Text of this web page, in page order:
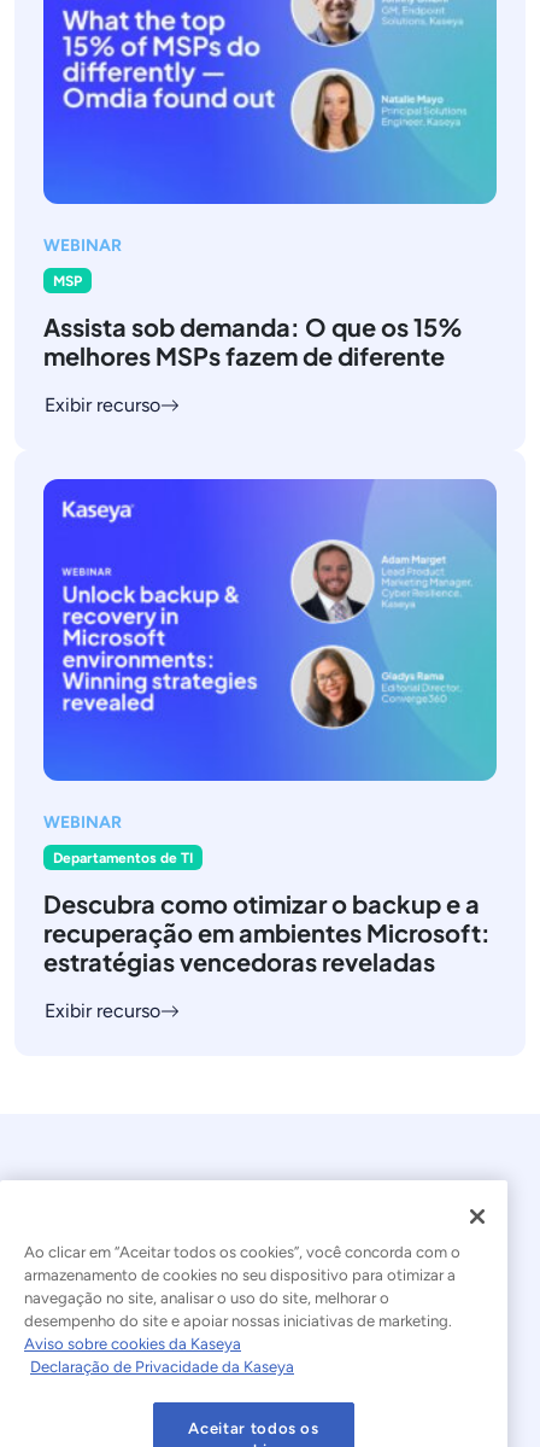
WEBINAR
MSP
Assista sob demanda: O que os 15%
melhores MSPs fazem de diferente
Exibir recurso
WEBINAR
Departamentos de TI
Descubra como otimizar o backup e a
recuperação em ambientes Microsoft:
estratégias vencedoras reveladas
Exibir recurso
© 2026 Kaseya. Todos os direitos reservados.
Português Brasileiro
Declaração sobre a Escravidão Moderna
Ao clicar em “Aceitar todos os cookies”, você concorda com o
armazenamento de cookies no seu dispositivo para otimizar a
navegação no site, analisar o uso do site, melhorar o
desempenho do site e apoiar nossas iniciativas de marketing.
Aviso sobre cookies da Kaseya
Declaração de Privacidade da Kaseya
Aceitar todos os